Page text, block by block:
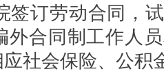
签订劳动合同，
外合同制工作人
社会保险、公积